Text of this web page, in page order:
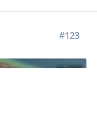
#123